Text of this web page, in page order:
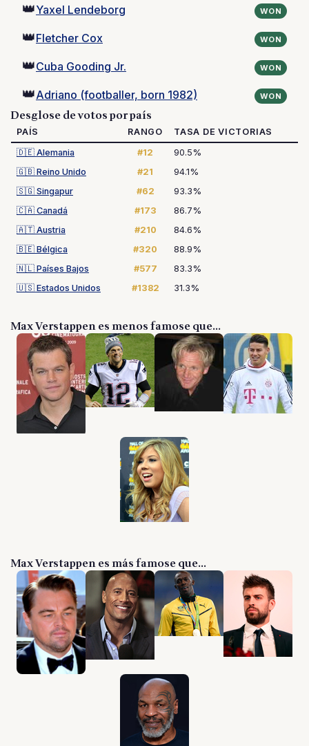
👑Yaxel Lendeborg WON
👑Fletcher Cox WON
👑Cuba Gooding Jr. WON
👑Adriano (footballer, born 1982) WON
Desglose de votos por país
PAÍS RANGO
TASA DE VICTORIAS
🇩🇪 Alemania #12
90.5%
🇬🇧 Reino Unido #21
94.1%
🇸🇬 Singapur #62
93.3%
🇨🇦 Canadá #173
86.7%
🇦🇹 Austria #210
84.6%
🇧🇪 Bélgica #320
88.9%
🇳🇱 Países Bajos #577
83.3%
🇺🇸 Estados Unidos #1382 31.3%
Max Verstappen es menos famose que...
Max Verstappen es más famose que...